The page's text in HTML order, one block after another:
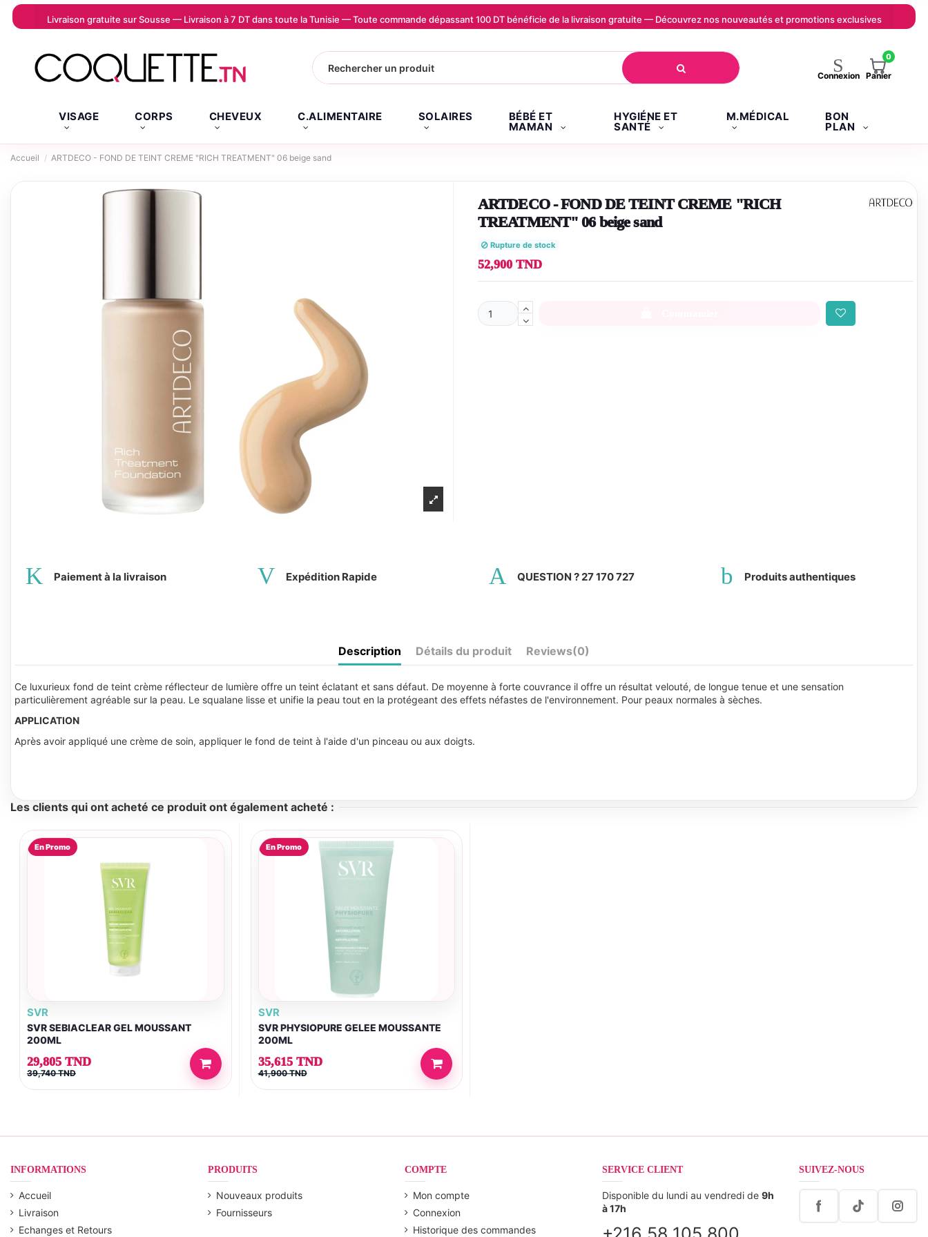
Livraison gratuite sur Sousse — Livraison à 7 DT dans toute la Tunisie — Toute commande dépassant 100 DT bénéficie de la livraison gratuite — Découvrez nos nouveautés et promotions exclusives
Connexion
0
Panier
VISAGE CORPS CHEVEUX C.ALIMENTAIRE SOLAIRES BÉBÉ ET
MAMAN
HYGIÉNE ET
SANTÉ
M.MÉDICAL BON
PLAN
Accueil ARTDECO - FOND DE TEINT CREME "RICH TREATMENT" 06 beige sand
ARTDECO - FOND DE TEINT CREME "RICH
TREATMENT" 06 beige sand
Rupture de stock
52,900 TND
Paiement à la livraison Expédition Rapide QUESTION ? 27 170 727 Produits authentiques
Description Détails du produit Reviews(0)
Ce luxurieux fond de teint crème réflecteur de lumière offre un teint éclatant et sans défaut. De moyenne à forte couvrance il offre un résultat velouté, de longue tenue et une sensation
particulièrement agréable sur la peau. Le squalane lisse et unifie la peau tout en la protégeant des effets néfastes de l'environnement. Pour peaux normales à sèches.
APPLICATION
Après avoir appliqué une crème de soin, appliquer le fond de teint à l'aide d'un pinceau ou aux doigts.
Les clients qui ont acheté ce produit ont également acheté :
En Promo
SVR
SVR SEBIACLEAR GEL MOUSSANT
200ML
29,805 TND
39,740 TND
En Promo
SVR
SVR PHYSIOPURE GELEE MOUSSANTE
200ML
35,615 TND
41,900 TND
INFORMATIONS
Accueil
Livraison
Echanges et Retours
PRODUITS
Nouveaux produits
Fournisseurs
COMPTE
Mon compte
Connexion
Historique des commandes
SERVICE CLIENT
Disponible du lundi au vendredi de 9h
à 17h
SUIVEZ-NOUS